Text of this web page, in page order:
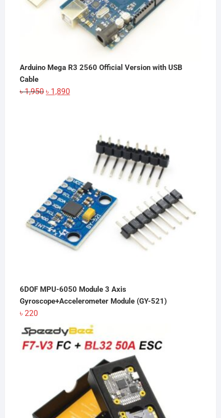
Arduino Mega R3 2560 Official Version with USB
Cable
৳1,950 Original
৳ 1,890Current
6DOF MPU-6050 Module 3 Axis
Gyroscope+Accelerometer Module (GY-521)
৳ 220